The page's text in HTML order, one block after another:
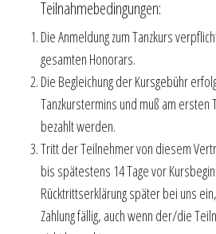
Teilnahmebedingungen:
Die Anmeldung zum Tanzkurs
gesamten Honorars.
Die Begleichung der Kursgebühr
Tanzkurstermins und muß am ersten
bezahlt werden.
Tritt der Teilnehmer von diesem
bis spätestens 14 Tage vor
Rücktrittserklärung später bei uns
Zahlung fällig, auch wenn der/die